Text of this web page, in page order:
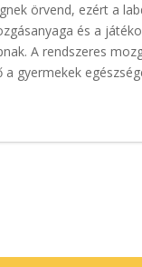
örvend, ezért a
és a
A rendszeres
a gyermekek